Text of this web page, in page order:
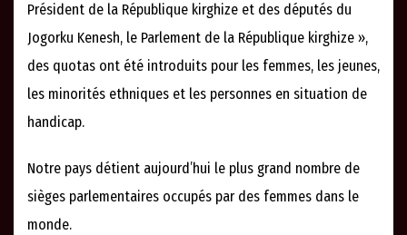
Président de la République kirghize et des députés du
Jogorku Kenesh, le Parlement de la République kirghize »,
des quotas ont été introduits pour les femmes, les jeunes,
les minorités ethniques et les personnes en situation de
handicap.
Notre pays détient aujourd’hui le plus grand nombre de
sièges parlementaires occupés par des femmes dans le
monde.